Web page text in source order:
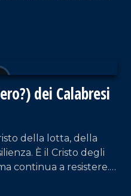
un luogo in grado
dei Calabresi
della lotta, della
È il Cristo degli
continua a resistere.